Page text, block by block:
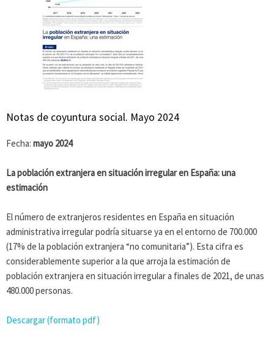
Notas de coyuntura social. Mayo 2024
Fecha: mayo 2024
La población extranjera en situación irregular en España: una
estimación
El número de extranjeros residentes en España en situación
administrativa irregular podría situarse ya en el entorno de 700.000
(17% de la población extranjera “no comunitaria”). Esta cifra es
considerablemente superior a la que arroja la estimación de
población extranjera en situación irregular a finales de 2021, de unas
480.000 personas.
Descargar (formato pdf)